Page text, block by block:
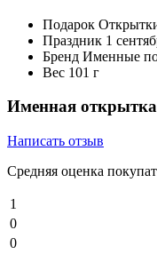
Подарок
Праздник 1
Бренд Именные
Вес 101 г
Именная
Написать отзыв
Средняя оценка
1
0
0